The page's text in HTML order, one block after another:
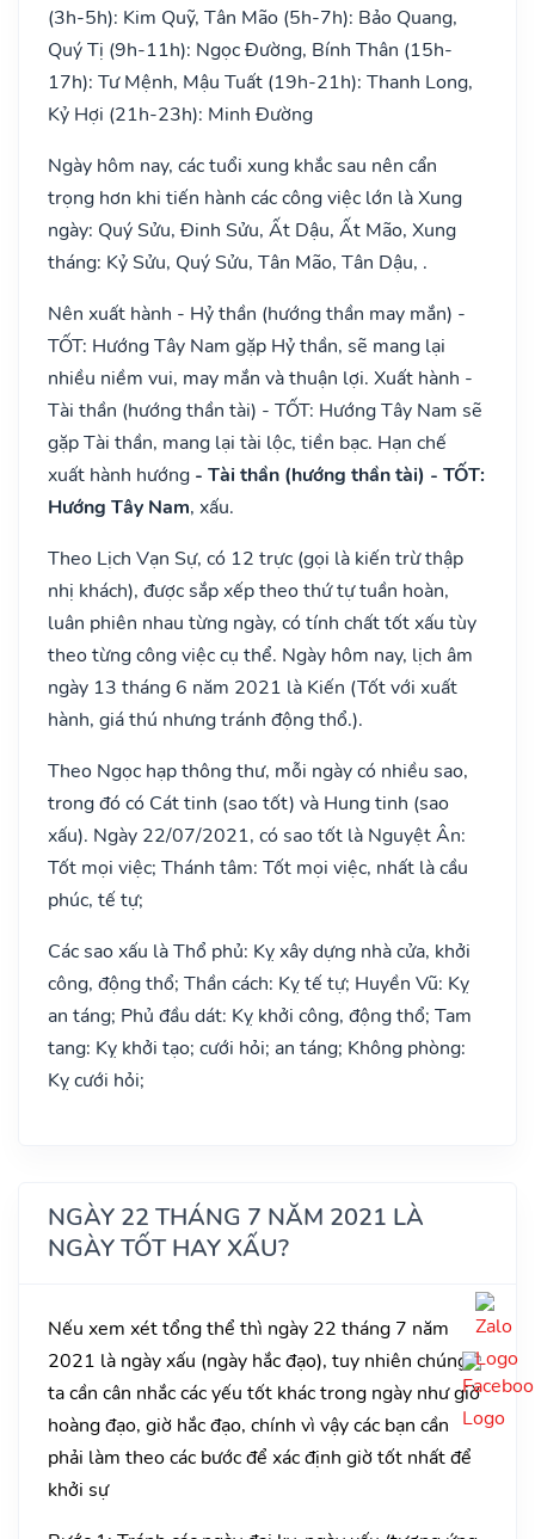
(3h-5h): Kim Quỹ, Tân Mão (5h-7h): Bảo Quang,
Quý Tị (9h-11h): Ngọc Đường, Bính Thân (15h-
17h): Tư Mệnh, Mậu Tuất (19h-21h): Thanh Long,
Kỷ Hợi (21h-23h): Minh Đường
Ngày hôm nay, các tuổi xung khắc sau nên cẩn
trọng hơn khi tiến hành các công việc lớn là Xung
ngày: Quý Sửu, Đinh Sửu, Ất Dậu, Ất Mão, Xung
tháng: Kỷ Sửu, Quý Sửu, Tân Mão, Tân Dậu, .
Nên xuất hành - Hỷ thần (hướng thần may mắn) -
TỐT: Hướng Tây Nam gặp Hỷ thần, sẽ mang lại
nhiều niềm vui, may mắn và thuận lợi. Xuất hành -
Tài thần (hướng thần tài) - TỐT: Hướng Tây Nam sẽ
gặp Tài thần, mang lại tài lộc, tiền bạc. Hạn chế
xuất hành hướng - Tài thần (hướng thần tài) - TỐT:
Hướng Tây Nam, xấu.
Theo Lịch Vạn Sự, có 12 trực (gọi là kiến trừ thập
nhị khách), được sắp xếp theo thứ tự tuần hoàn,
luân phiên nhau từng ngày, có tính chất tốt xấu tùy
theo từng công việc cụ thể. Ngày hôm nay, lịch âm
ngày 13 tháng 6 năm 2021 là Kiến (Tốt với xuất
hành, giá thú nhưng tránh động thổ.).
Theo Ngọc hạp thông thư, mỗi ngày có nhiều sao,
trong đó có Cát tinh (sao tốt) và Hung tinh (sao
xấu). Ngày 22/07/2021, có sao tốt là Nguyệt Ân:
Tốt mọi việc; Thánh tâm: Tốt mọi việc, nhất là cầu
phúc, tế tự;
Các sao xấu là Thổ phủ: Kỵ xây dựng nhà cửa, khởi
công, động thổ; Thần cách: Kỵ tế tự; Huyền Vũ: Kỵ
an táng; Phủ đầu dát: Kỵ khởi công, động thổ; Tam
tang: Kỵ khởi tạo; cưới hỏi; an táng; Không phòng:
Kỵ cưới hỏi;
NGÀY 22 THÁNG 7 NĂM 2021 LÀ
NGÀY TỐT HAY XẤU?
Nếu xem xét tổng thể thì ngày 22 tháng 7 năm
2021 là ngày xấu (ngày hắc đạo), tuy nhiên chúng
ta cần cân nhắc các yếu tốt khác trong ngày như giờ
hoàng đạo, giờ hắc đạo, chính vì vậy các bạn cần
phải làm theo các bước để xác định giờ tốt nhất để
khởi sự